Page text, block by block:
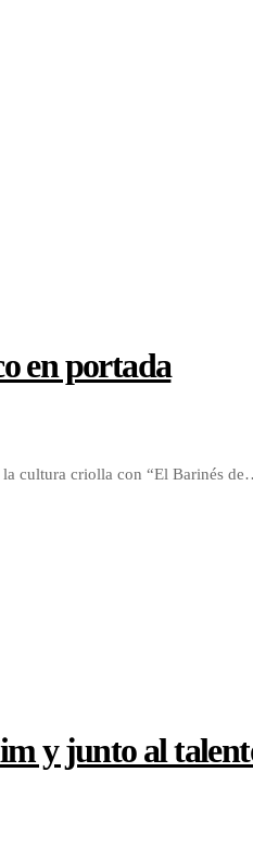
en portada
la cultura criolla con “El Barinés
y junto al